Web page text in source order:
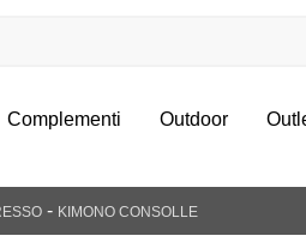
Complementi Outdoor
- KIMONO CONSOLLE